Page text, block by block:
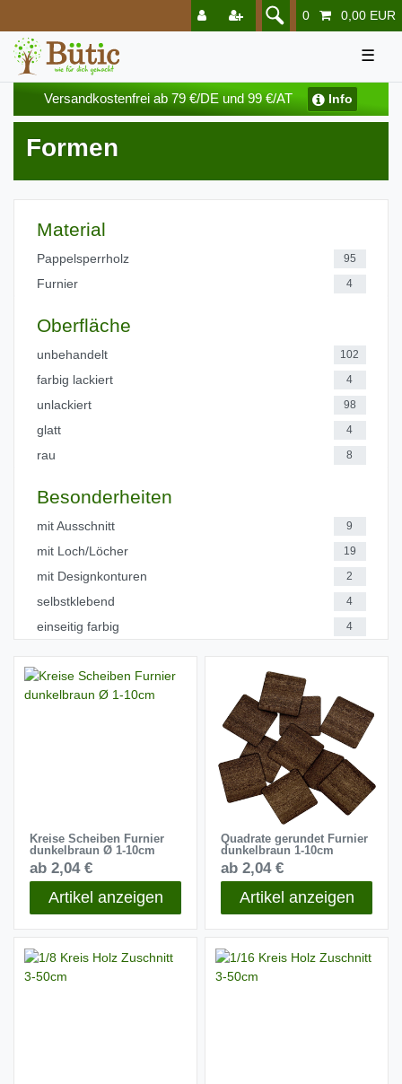
0 0,00 EUR
☰
Versandkostenfrei ab 79 €/DE und 99 €/AT Info
Formen
Material
Pappelsperrholz 95
Furnier 4
Oberfläche
unbehandelt 102
farbig lackiert 4
unlackiert 98
glatt 4
rau 8
Besonderheiten
mit Ausschnitt 9
mit Loch/Löcher 19
mit Designkonturen 2
selbstklebend 4
einseitig farbig 4
Kreise Scheiben Furnier
dunkelbraun Ø 1-10cm
ab 2,04 €
Artikel anzeigen
Quadrate gerundet Furnier
dunkelbraun 1-10cm
ab 2,04 €
Artikel anzeigen